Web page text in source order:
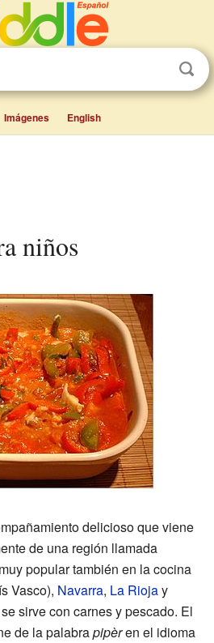
Imágenes English
niños
delicioso que viene
de una región llamada
popular también en la cocina
Vasco), Navarra, La Riojay
sirve con carnes y pescado. El
de la palabrapipèren el idioma